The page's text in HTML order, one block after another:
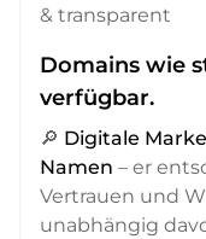
& transparent
Domains wie
verfügbar.
🔎 Digitale
Namen – er
Vertrauen und
unabhängig